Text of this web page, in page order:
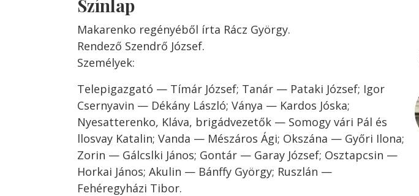
Színlap
Makarenko regényéből írta Rácz György.
Rendező Szendrő József.
Személyek:
Telepigazgató — Tímár József; Tanár — Pataki József; Igor
Csernyavin — Dékány László; Ványa — Kardos Jóska;
Nyesatterenko, Kláva, brigádvezetők — Somogy vári Pál és
llosvay Katalin; Vanda — Mészáros Ági; Okszána — Győri Ilona;
Zorin — Gálcslki János; Gontár — Garay József; Osztapcsin —
Horkai János; Akulin — Bánffy György; Ruszlán —
Fehéregyházi Tibor.